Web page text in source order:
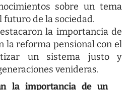
sobre un tema
de la sociedad.
la importancia de
la reforma pensional con el
un sistema justo y
venideras.
la importancia de un